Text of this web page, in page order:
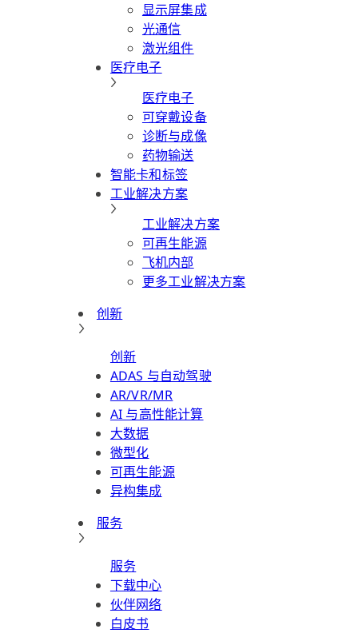
显示屏集成
光通信
激光组件
医疗电子
医疗电子
可穿戴设备
诊断与成像
药物输送
智能卡和标签
工业解决方案
工业解决方案
可再生能源
飞机内部
更多工业解决方案
创新
创新
ADAS 与自动驾驶
AR/VR/MR
AI 与高性能计算
大数据
微型化
可再生能源
异构集成
服务
服务
下载中心
伙伴网络
白皮书